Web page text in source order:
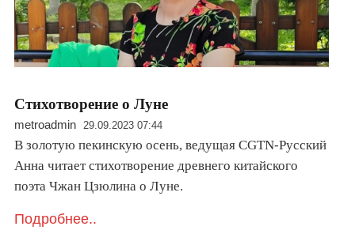
Стихотворение о Луне
metroadmin 29.09.2023 07:44
В золотую пекинскую осень, ведущая CGTN-Русский
Анна читает стихотворение древнего китайского
поэта Чжан Цзюлина о Луне.
Подробнее..